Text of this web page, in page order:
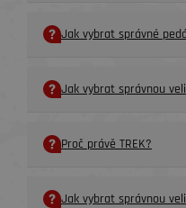
Jak vybrat správné
Jak vybrat správnou
Proč právě TREK?
Jak vybrat správnou